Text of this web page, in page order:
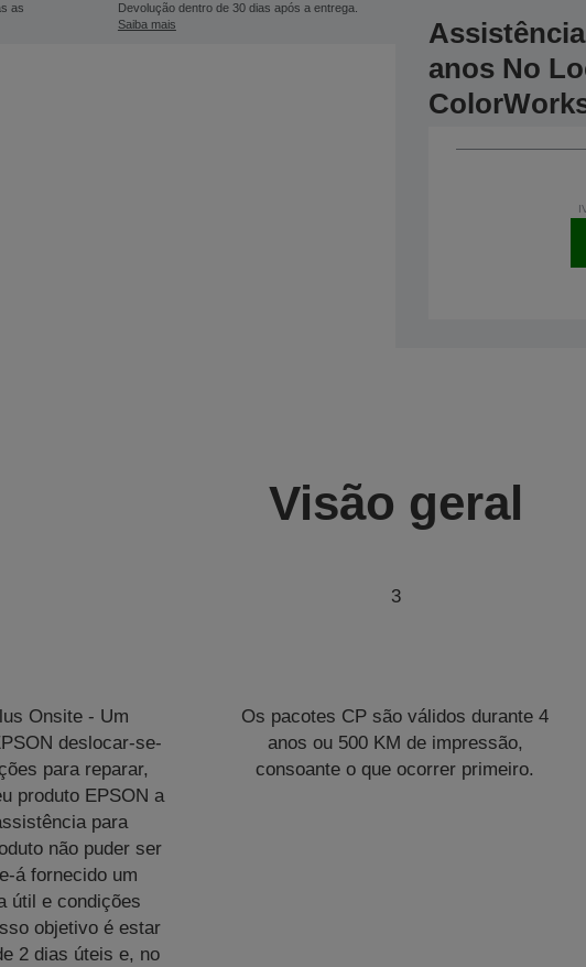
as
Devolução dentro de 30 dias após a entrega.
Saiba mais
anos No
Visão geral
3
Onsite - Um
deslocar-se-
para reparar,
produto EPSON a
para
não puder ser
á fornecido um
útil e condições
objetivo é estar
2 dias úteis e, no
Os pacotes CP são válidos durante 4
anos ou 500 KM de impressão,
consoante o que ocorrer primeiro.